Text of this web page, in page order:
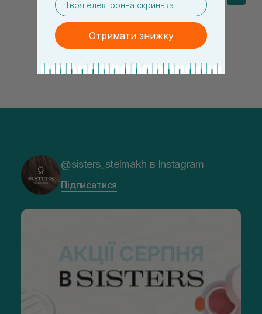
@sisters_stelmakh в Instagram
Підписатися
Отримати знижку